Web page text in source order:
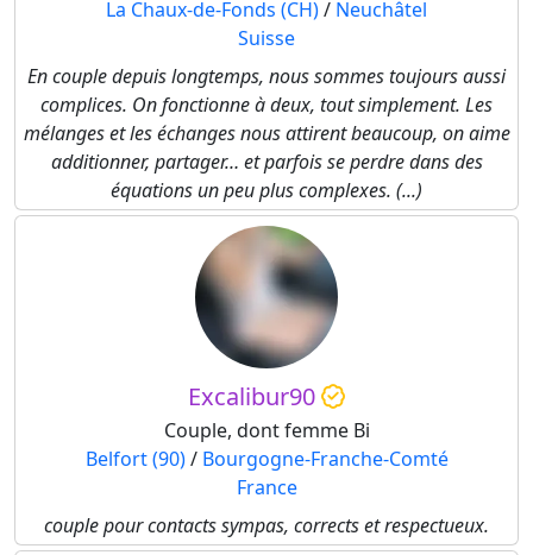
La Chaux-de-Fonds (CH)/ Neuchâtel
Suisse
En couple depuis longtemps, nous sommes toujours aussi
complices. On fonctionne à deux, tout simplement. Les
mélanges et les échanges nous attirent beaucoup, on aime
additionner, partager… et parfois se perdre dans des
équations un peu plus complexes. (...)
Excalibur90
Couple, dont femme Bi
Belfort (90)/ Bourgogne-Franche-Comté
France
couple pour contacts sympas, corrects et respectueux.